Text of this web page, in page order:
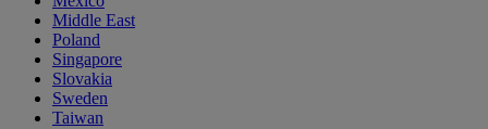
Middle East
Poland
Singapore
Slovakia
Sweden
Taiwan